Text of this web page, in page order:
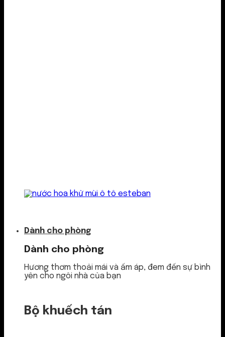
Dành cho phòng
Dành cho phòng
Hương thơm thoải mái và ấm áp, đem đến sự bình
yên cho ngôi nhà của bạn
Bộ khuếch tán